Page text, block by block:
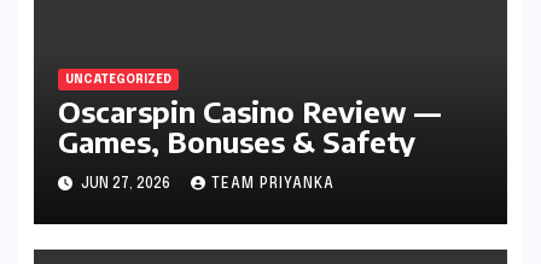
UNCATEGORIZED
Oscarspin Casino Review —
Games, Bonuses & Safety
JUN 27, 2026 TEAM PRIYANKA